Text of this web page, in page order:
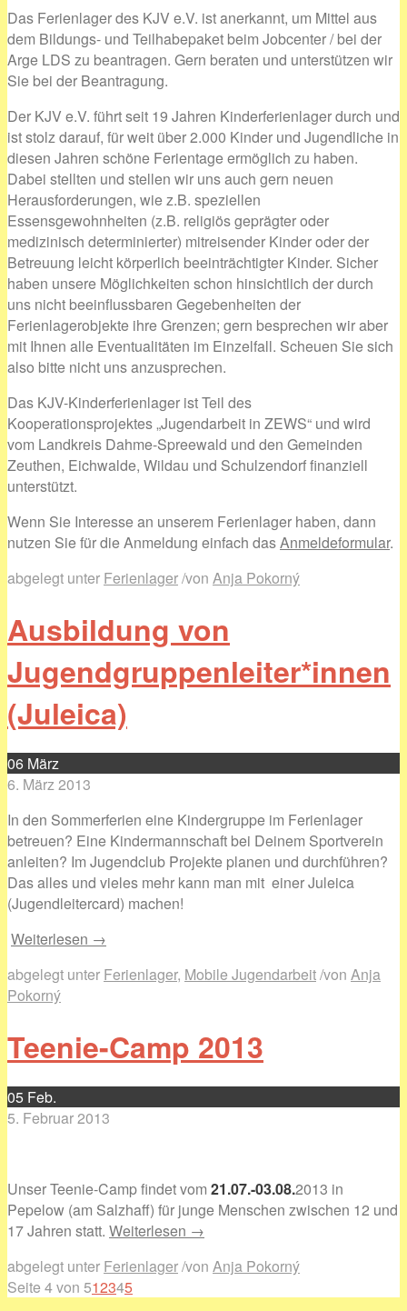
Das Ferienlager des KJV e.V. ist anerkannt, um Mittel aus
dem Bildungs- und Teilhabepaket beim Jobcenter / bei der
Arge LDS zu beantragen. Gern beraten und unterstützen wir
Sie bei der Beantragung.
Der KJV e.V. führt seit 19 Jahren Kinderferienlager durch und
ist stolz darauf, für weit über 2.000 Kinder und Jugendliche in
diesen Jahren schöne Ferientage ermöglich zu haben.
Dabei stellten und stellen wir uns auch gern neuen
Herausforderungen, wie z.B. speziellen
Essensgewohnheiten (z.B. religiös geprägter oder
medizinisch determinierter) mitreisender Kinder oder der
Betreuung leicht körperlich beeinträchtigter Kinder. Sicher
haben unsere Möglichkeiten schon hinsichtlich der durch
uns nicht beeinflussbaren Gegebenheiten der
Ferienlagerobjekte ihre Grenzen; gern besprechen wir aber
mit Ihnen alle Eventualitäten im Einzelfall. Scheuen Sie sich
also bitte nicht uns anzusprechen.
Das KJV-Kinderferienlager ist Teil des
Kooperationsprojektes „Jugendarbeit in ZEWS“ und wird
vom Landkreis Dahme-Spreewald und den Gemeinden
Zeuthen, Eichwalde, Wildau und Schulzendorf finanziell
unterstützt.
Wenn Sie Interesse an unserem Ferienlager haben, dann
nutzen Sie für die Anmeldung einfach dasAnmeldeformular.
abgelegt unter Ferienlager/von Anja Pokorný
Ausbildung von
Jugendgruppenleiter*innen
(Juleica)
06 März
6. März 2013
In den Sommerferien eine Kindergruppe im Ferienlager
betreuen? Eine Kindermannschaft bei Deinem Sportverein
anleiten? Im Jugendclub Projekte planen und durchführen?
Das alles und vieles mehr kann man mit einer Juleica
(Jugendleitercard) machen!
Weiterlesen →
abgelegt unter Ferienlager, Mobile Jugendarbeit/von Anja
Pokorný
Teenie-Camp 2013
05 Feb.
5. Februar 2013
Unser Teenie-Camp findet vom 21.07.-03.08.2013 in
Pepelow (am Salzhaff) für junge Menschen zwischen 12 und
17 Jahren statt. Weiterlesen →
abgelegt unter Ferienlager/von Anja Pokorný
Seite 4 von 512345